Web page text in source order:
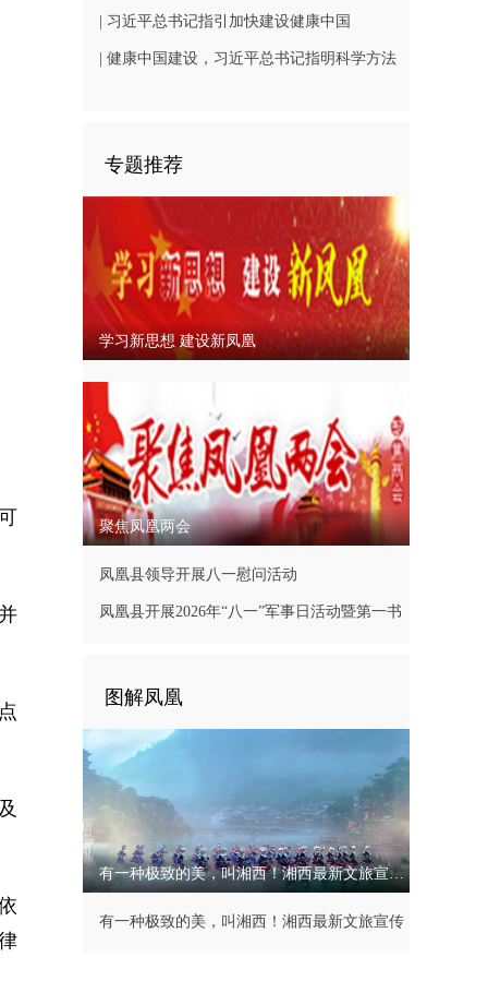
| 习近平总书记指引加快建设健康中国
| 健康中国建设，习近平总书记指明科学方法
专题推荐
学习新思想 建设新凤凰
聚焦凤凰两会
凤凰县领导开展八一慰问活动
凤凰县开展2026年“八一”军事日活动暨第一书
图解凤凰
有一种极致的美，叫湘西！湘西最新文旅宣传片
有一种极致的美，叫湘西！湘西最新文旅宣传